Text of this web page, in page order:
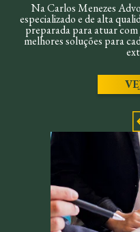
Na Carlos Menezes
especializado e de alta
preparada para atuar com
melhores soluções para